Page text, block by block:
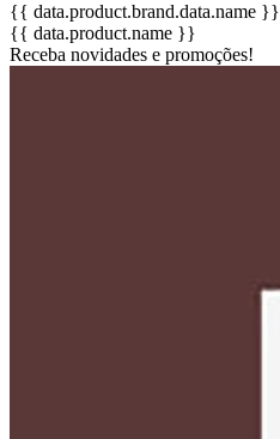
{{ data.product.brand.data.name }}
{{ data.product.name }}
Receba novidades e promoções!